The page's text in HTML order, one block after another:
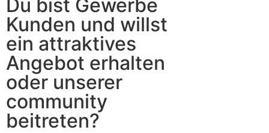
Du bist Gewerbe
Kunden und willst
ein attraktives
Angebot erhalten
oder unserer
community
beitreten?